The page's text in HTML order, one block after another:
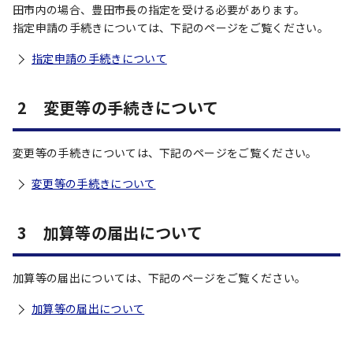
田市内の場合、豊田市長の指定を受ける必要があります。
指定申請の手続きについては、下記のページをご覧ください。
指定申請の手続きについて
2 変更等の手続きについて
変更等の手続きについては、下記のページをご覧ください。
変更等の手続きについて
3 加算等の届出について
加算等の届出については、下記のページをご覧ください。
加算等の届出について